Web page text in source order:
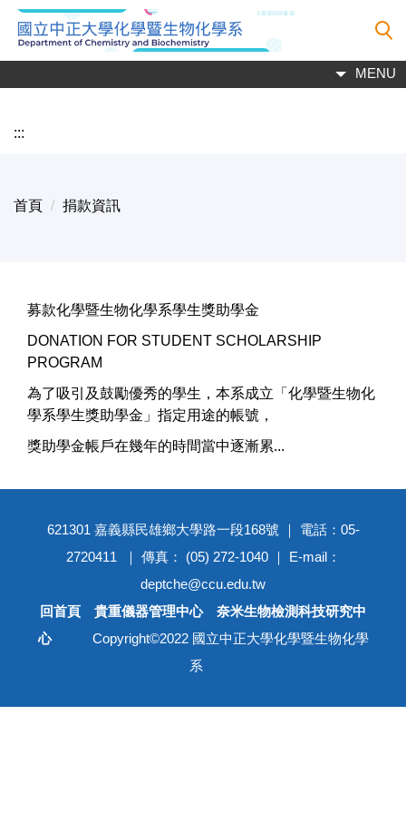
跳
到
主
MENU
:::
首頁 捐款資訊
募款化學暨⽣物化學系學⽣獎助學⾦
DONATION FOR STUDENT SCHOLARSHIP
PROGRAM
為了吸引及⿎勵優秀的學⽣，本系成立「化學暨⽣物化
學系學⽣獎助學⾦」指定⽤途的帳號，
獎助學⾦帳⼾在幾年的時間當中逐漸累...
621301 嘉義縣民雄鄉大學路一段168號 ｜ 電話：05-
2720411 ｜ 傳真： (05) 272-1040 ｜ E-mail：
deptche@ccu.edu.tw
回首頁
貴重儀器管理中心
奈米生物檢測科技研究中
心
Copyright©2022 國立中正大學化學暨生物化學
系